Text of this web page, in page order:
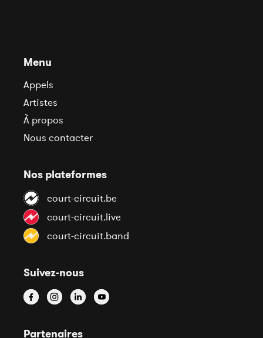
Menu
Appels
Artistes
À propos
Nous contacter
Nos plateformes
court-circuit.be
court-circuit.live
court-circuit.band
Suivez-nous
Partenaires